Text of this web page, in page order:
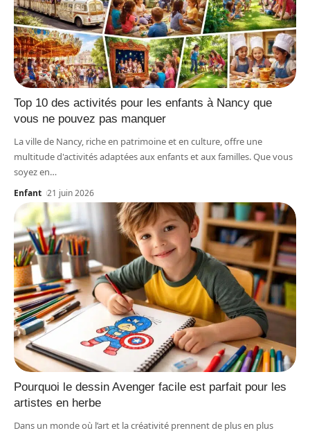
Top 10 des activités pour les enfants à Nancy que
vous ne pouvez pas manquer
La ville de Nancy, riche en patrimoine et en culture, offre une
multitude d'activités adaptées aux enfants et aux familles. Que vous
soyez en…
Enfant 21 juin 2026
Pourquoi le dessin Avenger facile est parfait pour les
artistes en herbe
Dans un monde où l’art et la créativité prennent de plus en plus